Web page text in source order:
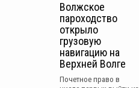
Волжское
пароходство
открыло
грузовую
навигацию на
Верхней Волге
Почетное право в